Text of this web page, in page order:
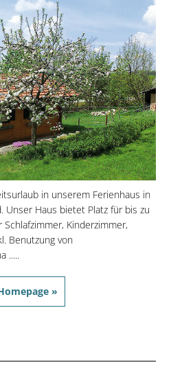
in unserem Ferienhaus in
Unser Haus bietet Platz für bis zu
Kinderzimmer,
Benutzung von
.....
»